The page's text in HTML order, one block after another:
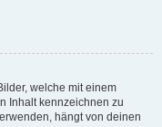
welche mit einem
Inhalt kennzeichnen zu
hängt von deinen